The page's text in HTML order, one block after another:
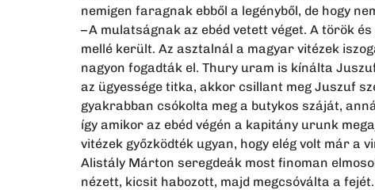
nemigen faragnak ebből a legényből, de hogy
– A mulatságnak az ebéd vetett véget. A török
mellé került. Az asztalnál a magyar vitézek
nagyon fogadták el. Thury uram is kínálta
az ügyessége titka, akkor csillant meg Juszuf
gyakrabban csókolta meg a butykos száját,
így amikor az ebéd végén a kapitány urunk
vitézek győzködték ugyan, hogy elég volt már
Alistály Márton seregdeák most finoman
nézett, kicsit habozott, majd megcsóválta a